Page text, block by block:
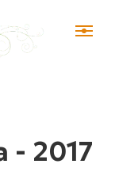
- 2017